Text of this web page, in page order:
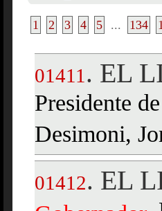
1 2 3 4 5 ... 134
01411 . EL
Presidente
Desimoni,
01412. EL